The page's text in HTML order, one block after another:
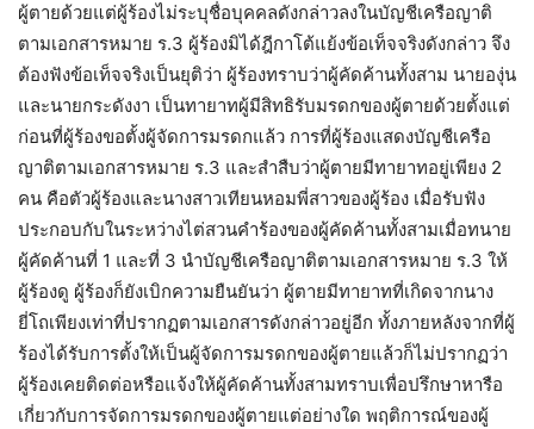
ผู้ตายด้วยแต่ผู้ร้องไม่ระบุชื่อบุคคลดังกล่าวลงในบัญชีเครือญาติ
ตามเอกสารหมาย ร.3 ผู้ร้องมิได้ฎีกาโต้แย้งข้อเท็จจริงดังกล่าว จึง
ต้องฟังข้อเท็จจริงเป็นยุติว่า ผู้ร้องทราบว่าผู้คัดค้านทั้งสาม นายองุ่น
และนายกระดังงา เป็นทายาทผู้มีสิทธิรับมรดกของผู้ตายด้วยตั้งแต่
ก่อนที่ผู้ร้องขอตั้งผู้จัดการมรดกแล้ว การที่ผู้ร้องแสดงบัญชีเครือ
ญาติตามเอกสารหมาย ร.3 และสำสืบว่าผู้ตายมีทายาทอยู่เพียง 2
คน คือตัวผู้ร้องและนางสาวเทียนหอมพี่สาวของผู้ร้อง เมื่อรับฟัง
ประกอบกับในระหว่างไต่สวนคำร้องของผู้คัดค้านทั้งสามเมื่อทนาย
ผู้คัดค้านที่ 1 และที่ 3 นำบัญชีเครือญาติตามเอกสารหมาย ร.3 ให้
ผู้ร้องดู ผู้ร้องก็ยังเบิกความยืนยันว่า ผู้ตายมีทายาทที่เกิดจากนาง
ยี่โถเพียงเท่าที่ปรากฏตามเอกสารดังกล่าวอยู่อีก ทั้งภายหลังจากที่ผู้
ร้องได้รับการตั้งให้เป็นผู้จัดการมรดกของผู้ตายแล้วก็ไม่ปรากฏว่า
ผู้ร้องเคยติดต่อหรือแจ้งให้ผู้คัดค้านทั้งสามทราบเพื่อปรึกษาหารือ
เกี่ยวกับการจัดการมรดกของผู้ตายแต่อย่างใด พฤติการณ์ของผู้